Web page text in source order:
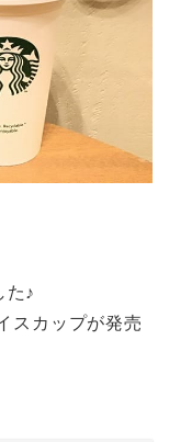
た♪
スカップが発売